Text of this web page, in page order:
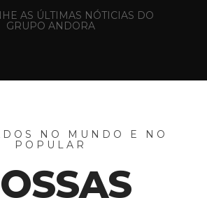
AS ÚLTIMAS NÓTICIAS DO
GRUPO ANDORA
NO MUNDO E NO
POPULAR